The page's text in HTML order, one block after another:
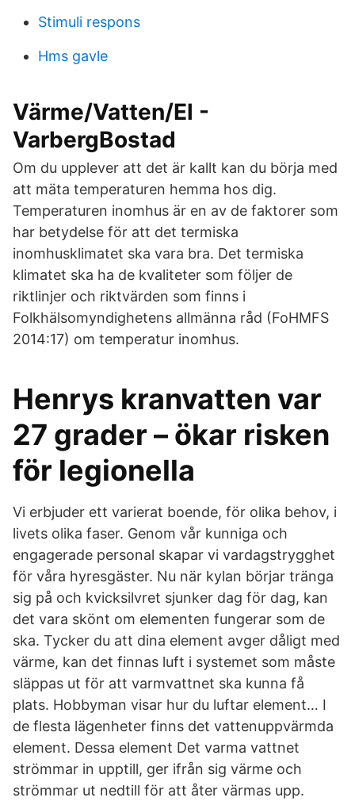
Stimuli respons
Hms gavle
Värme/Vatten/El -
VarbergBostad
Om du upplever att det är kallt kan du börja med
att mäta temperaturen hemma hos dig.
Temperaturen inomhus är en av de faktorer som
har betydelse för att det termiska
inomhusklimatet ska vara bra. Det termiska
klimatet ska ha de kvaliteter som följer de
riktlinjer och riktvärden som finns i
Folkhälsomyndighetens allmänna råd (FoHMFS
2014:17) om temperatur inomhus.
Henrys kranvatten var
27 grader – ökar risken
för legionella
Vi erbjuder ett varierat boende, för olika behov, i
livets olika faser. Genom vår kunniga och
engagerade personal skapar vi vardagstrygghet
för våra hyresgäster. Nu när kylan börjar tränga
sig på och kvicksilvret sjunker dag för dag, kan
det vara skönt om elementen fungerar som de
ska. Tycker du att dina element avger dåligt med
värme, kan det finnas luft i systemet som måste
släppas ut för att varmvattnet ska kunna få
plats. Hobbyman visar hur du luftar element… I
de flesta lägenheter finns det vattenuppvärmda
element. Dessa element Det varma vattnet
strömmar in upptill, ger ifrån sig värme och
strömmar ut nedtill för att åter värmas upp.